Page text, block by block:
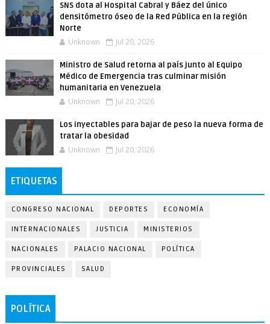
SNS dota al Hospital Cabral y Báez del único
densitómetro óseo de la Red Pública en la región
Norte
Unknown Jul 20, 2026
Ministro de Salud retorna al país junto al Equipo
Médico de Emergencia tras culminar misión
humanitaria en Venezuela
Unknown Jul 20, 2026
Los inyectables para bajar de peso la nueva forma de
tratar la obesidad
Unknown Jul 20, 2026
ETIQUETAS
CONGRESO NACIONAL DEPORTES ECONOMÍA
INTERNACIONALES JUSTICIA MINISTERIOS
NACIONALES PALACIO NACIONAL POLÍTICA
PROVINCIALES SALUD
POLÍTICA